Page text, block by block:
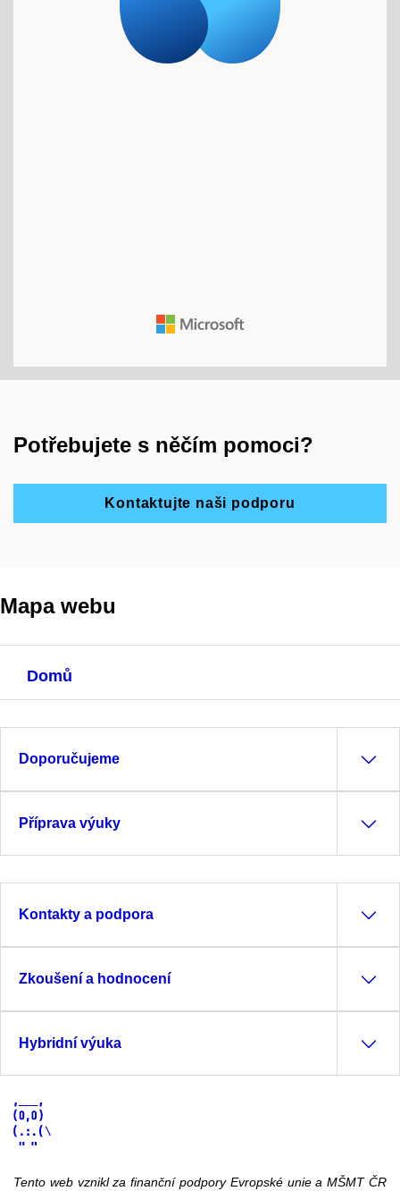
Potřebujete s něčím pomoci?
Kontaktujte naši podporu
Mapa webu
Domů
Doporučujeme
Příprava výuky
Kontakty a podpora
Zkoušení a hodnocení
Hybridní výuka
Tento web vznikl za finanční podpory Evropské unie a MŠMT ČR